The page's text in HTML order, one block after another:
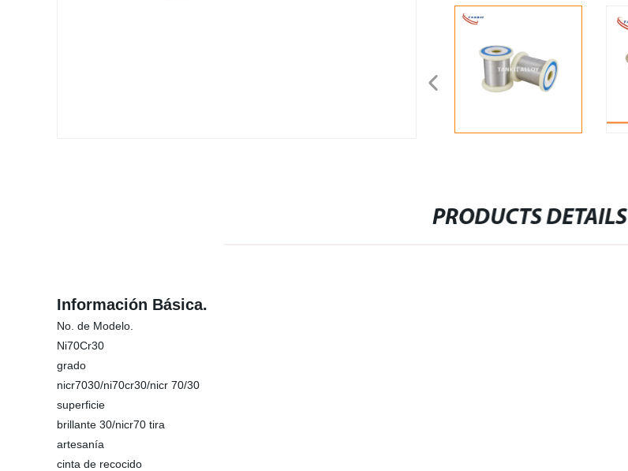
PRODUCTS DETAILS
Información Básica.
No. de Modelo.
Ni70Cr30
grado
nicr7030/ni70cr30/nicr 70/30
superficie
brillante 30/nicr70 tira
artesanía
cinta de recocido